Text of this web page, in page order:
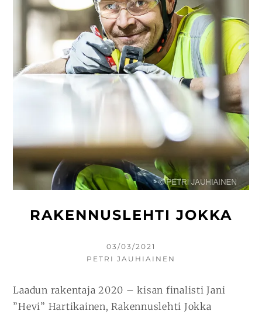
RAKENNUSLEHTI JOKKA
KIRJOITETTU
03/03/2021
KIRJOITTAJA
PETRI JAUHIAINEN
Laadun rakentaja 2020 – kisan finalisti Jani
”Hevi” Hartikainen, Rakennuslehti Jokka